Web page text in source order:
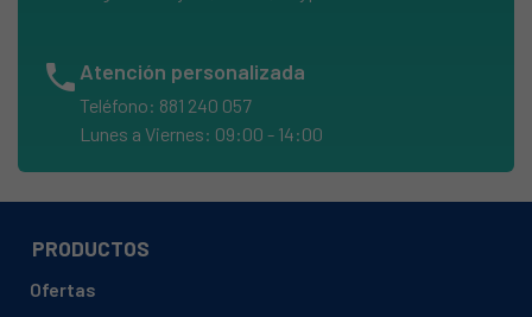
phone Atención personalizada
Teléfono: 881 240 057
Lunes a Viernes: 09:00 - 14:00
PRODUCTOS
Ofertas